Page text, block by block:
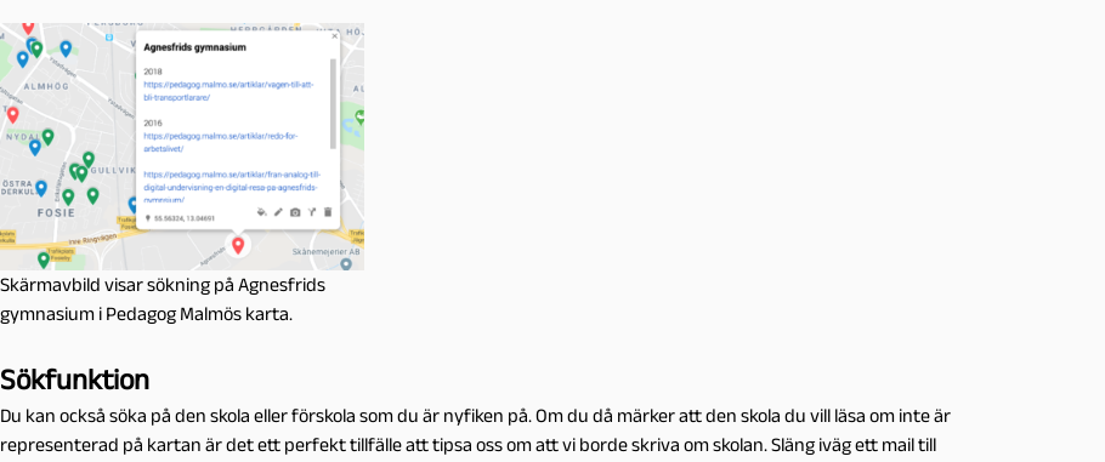
Skärmavbild visar sökning på Agnesfrids
gymnasium i Pedagog Malmös karta.
Sökfunktion
Du kan också söka på den skola eller förskola som du är nyfiken på. Om du då märker att den skola du vill läsa om inte är
representerad på kartan är det ett perfekt tillfälle att tipsa oss om att vi borde skriva om skolan. Släng iväg ett mail till